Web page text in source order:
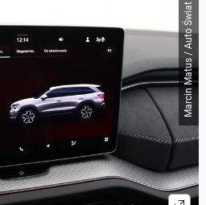
Marcin Matus / Auto Świat